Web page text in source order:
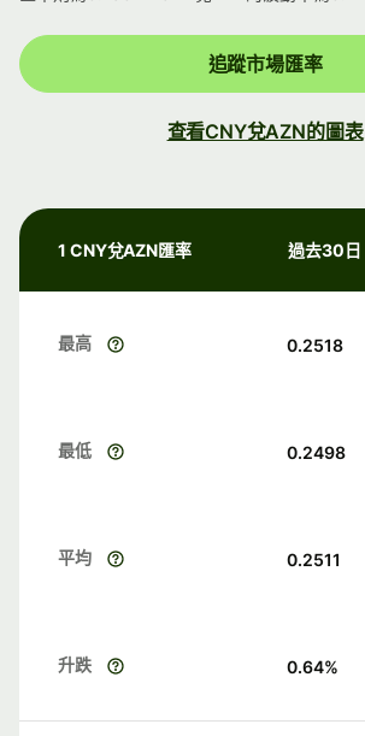
追蹤市場匯率
查看CNY兌AZN的圖表
1 CNY兌AZN匯率 過去30日
最高 0.2518
最低 0.2498
平均 0.2511
升跌 0.64%